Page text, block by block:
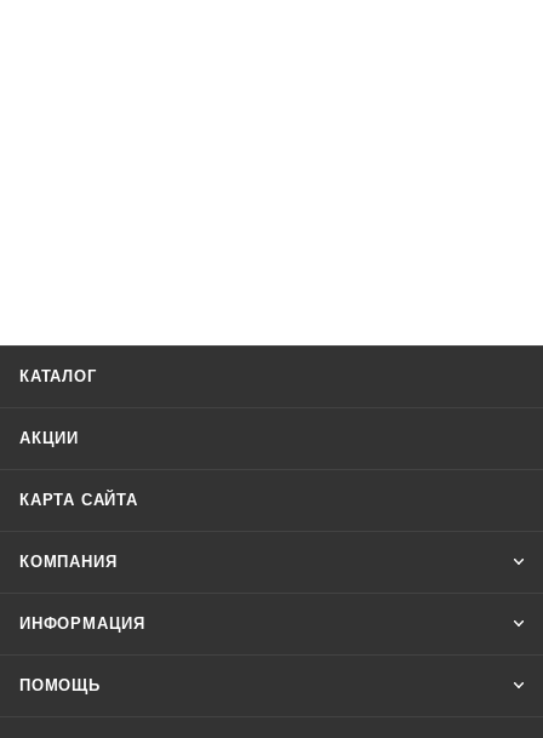
КАТАЛОГ
АКЦИИ
КАРТА САЙТА
КОМПАНИЯ
ИНФОРМАЦИЯ
ПОМОЩЬ